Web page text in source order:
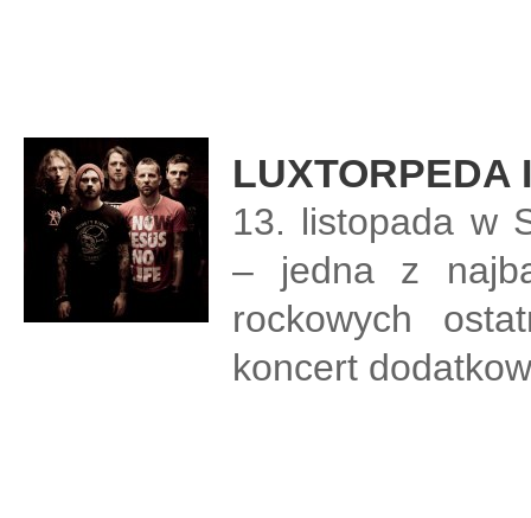
LUXTORPEDA
13. listopada w
– jedna z
rockowych
koncert